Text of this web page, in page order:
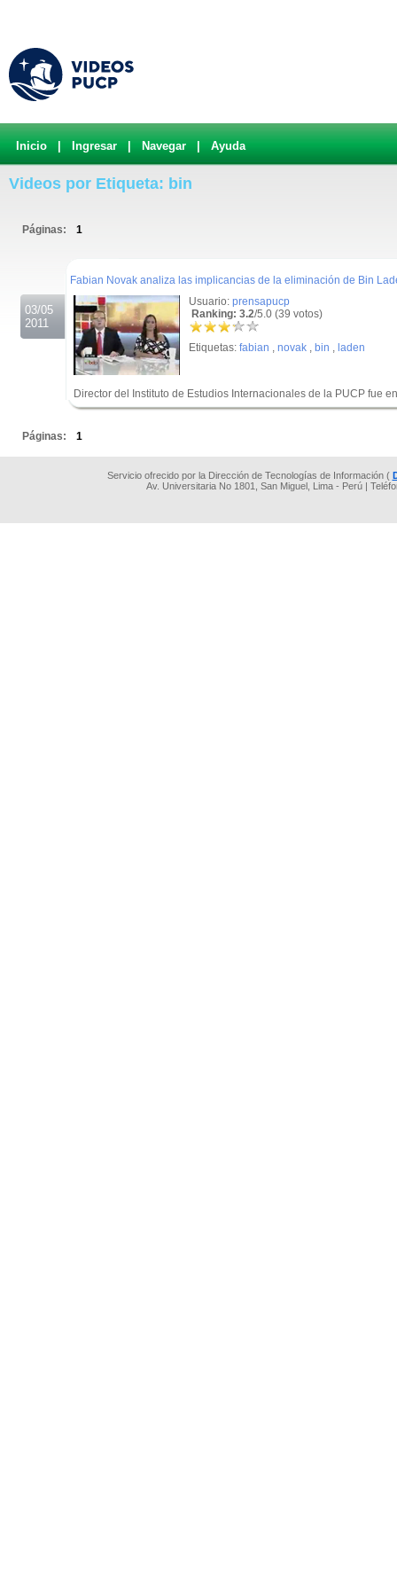
Inicio Ingresar Navegar Ayuda
Videos por Etiqueta: bin
Páginas: 1
03/05
2011
Fabian Novak analiza las implicancias de la eliminación de Bin
Usuario: prensapucp
Ranking: 3.2/5.0 (39 votos)
Etiquetas: fabian , novak , bin , laden
Director del Instituto de Estudios Internacionales de la PUCP fue
Páginas: 1
Servicio ofrecido por la Dirección de Tecnologías de Información (
Av. Universitaria No 1801, San Miguel, Lima - Perú |